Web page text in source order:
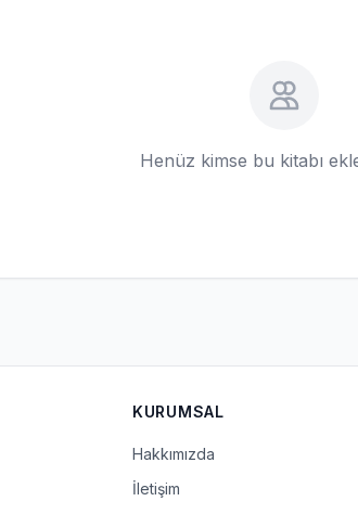
Henüz kimse bu kitabı
KURUMSAL
Hakkımızda
İletişim